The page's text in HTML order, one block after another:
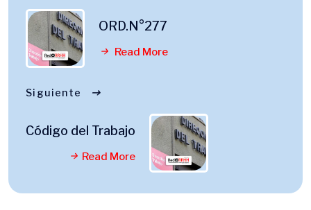
ORD.N°277
Read More
Siguiente
Código del Trabajo
Read More